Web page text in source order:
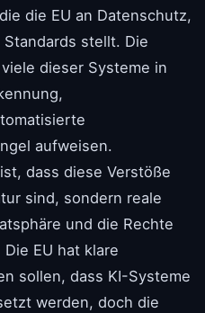
die EU an Datenschutz,
stellt. Die
dieser Systeme in
aufweisen.
dass diese Verstöße
sind, sondern reale
und die Rechte
EU hat klare
sollen, dass KI-Systeme
werden, doch die